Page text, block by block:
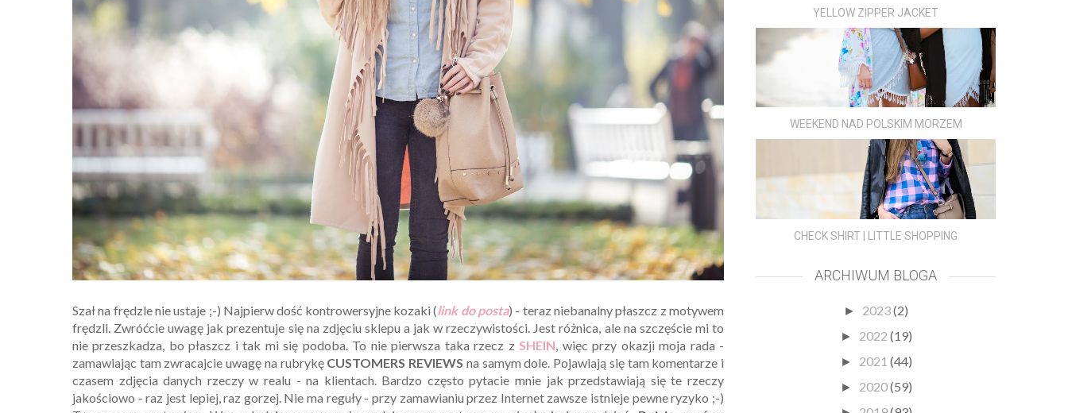
Szał na frędzle nie ustaje ;-) Najpierw dość kontrowersyjne kozaki (link do posta) - teraz niebanalny płaszcz z motywem
frędzli. Zwróćcie uwagę jak prezentuje się na zdjęciu sklepu a jak w rzeczywistości. Jest różnica, ale na szczęście mi to
nie przeszkadza, bo płaszcz i tak mi się podoba. To nie pierwsza taka rzecz z SHEIN, więc przy okazji moja rada -
zamawiając tam zwracajcie uwagę na rubrykę CUSTOMERS REVIEWS na samym dole. Pojawiają się tam komentarze i
czasem zdjęcia danych rzeczy w realu - na klientach. Bardzo często pytacie mnie jak przedstawiają się te rzeczy
jakościowo - raz jest lepiej, raz gorzej. Nie ma reguły - przy zamawianiu przez Internet zawsze istnieje pewne ryzyko ;-)
YELLOW ZIPPER JACKET
WEEKEND NAD POLSKIM MORZEM
CHECK SHIRT | LITTLE SHOPPING
ARCHIWUM BLOGA
► 2023(2)
► 2022 (19)
► 2021 (44)
► 2020(59)